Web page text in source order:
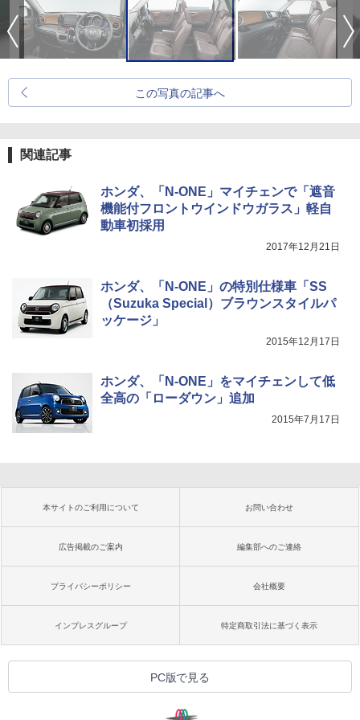
この写真の記事へ
関連記事
ホンダ、「N-ONE」マイチェンで「遮音
機能付フロントウインドウガラス」軽自
動車初採用
2017年12月21日
ホンダ、「N-ONE」の特別仕様車「SS
（Suzuka Special）ブラウンスタイルパ
ッケージ」
2015年12月17日
ホンダ、「N-ONE」をマイチェンして低
全高の「ローダウン」追加
2015年7月17日
本サイトのご利用について お問い合わせ
広告掲載のご案内 編集部へのご連絡
プライバシーポリシー 会社概要
インプレスグループ 特定商取引法に基づく表示
PC版で見る